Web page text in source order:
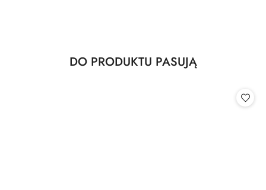
Pomiń karuzelę produktów
Produkty
DO PRODUKTU PASUJĄ